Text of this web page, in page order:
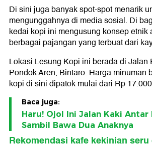
Di sini juga banyak spot-spot menarik
mengunggahnya di media sosial. Di
kedai kopi ini mengusung konsep etnik
berbagai pajangan yang terbuat dari
Lokasi Lesung Kopi ini berada di Jalan
Pondok Aren, Bintaro. Harga minuman
kopi di sini dipatok mulai dari Rp
Baca juga:
Haru! Ojol Ini Jalan Kaki Antar
Sambil Bawa Dua Anaknya
Rekomendasi kafe kekinian